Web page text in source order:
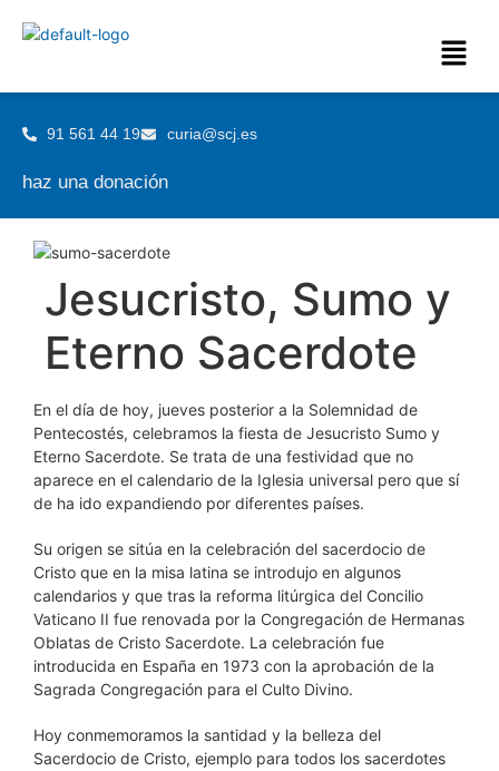
91 561 44 19 curia@scj.es
haz una donación
Jesucristo, Sumo y
Eterno Sacerdote
En el día de hoy, jueves posterior a la Solemnidad de
Pentecostés, celebramos la fiesta de Jesucristo Sumo y
Eterno Sacerdote. Se trata de una festividad que no
aparece en el calendario de la Iglesia universal pero que sí
de ha ido expandiendo por diferentes países.
Su origen se sitúa en la celebración del sacerdocio de
Cristo que en la misa latina se introdujo en algunos
calendarios y que tras la reforma litúrgica del Concilio
Vaticano II fue renovada por la Congregación de Hermanas
Oblatas de Cristo Sacerdote. La celebración fue
introducida en España en 1973 con la aprobación de la
Sagrada Congregación para el Culto Divino.
Hoy conmemoramos la santidad y la belleza del
Sacerdocio de Cristo, ejemplo para todos los sacerdotes